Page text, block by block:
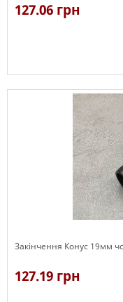
127.06 грн
Закінчення Конус 19мм
127.19 грн